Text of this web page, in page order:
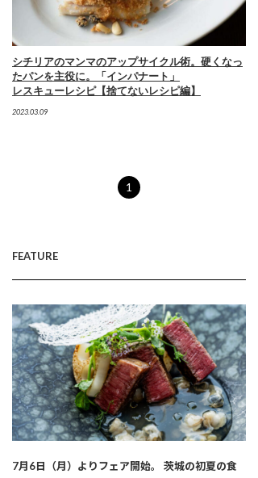
シチリアのマンマのアップサイクル術。硬くなっ
たパンを主役に。「インパナート」
レスキューレシピ【捨てないレシピ編】
2023.03.09
1
FEATURE
7月6日（月）よりフェア開始。 茨城の初夏の食